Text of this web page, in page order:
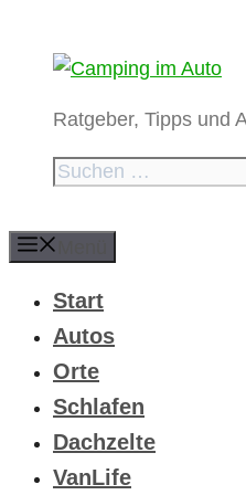
Inhalt
Ratgeber, Tipps und
Suchen
Start
Autos
Orte
Schlafen
Dachzelte
VanLife